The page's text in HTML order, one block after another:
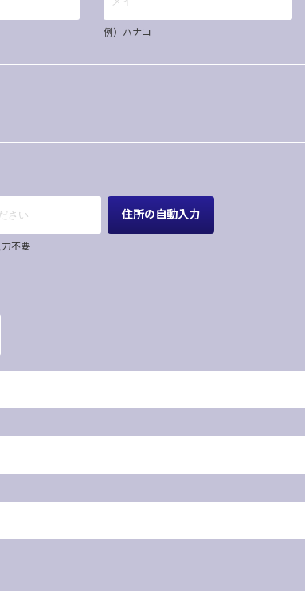
例）ハナコ
住所の自動入力
不要